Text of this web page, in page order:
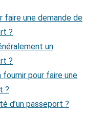
faire une demande de
?
un
?
pour faire une
?
d’un passeport ?